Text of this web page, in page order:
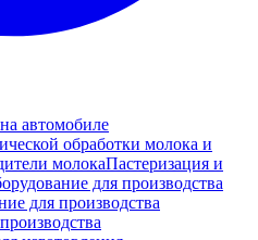
автомобиле
обработки молока и
молокаПастеризация и
для производства
для производства